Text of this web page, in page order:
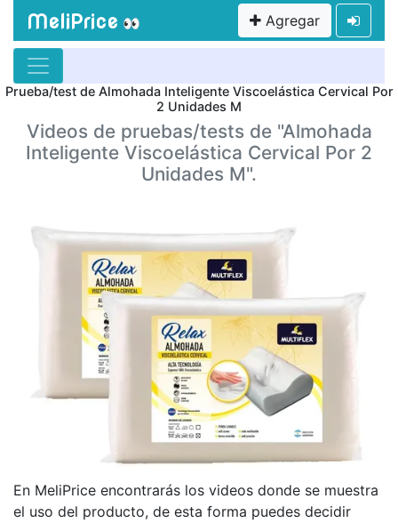
MeliPrice 👀 Agregar
Prueba/test de Almohada Inteligente Viscoelástica Cervical Por
2 Unidades M
Videos de pruebas/tests de "Almohada
Inteligente Viscoelástica Cervical Por 2
Unidades M".
En MeliPrice encontrarás los videos donde se muestra
el uso del producto, de esta forma puedes decidir